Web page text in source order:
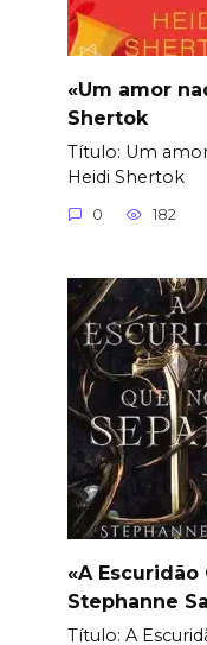
«Um amor
Shertok
Título: Um
Heidi Shertok
0 182
«A Escuridão
Stephanne
Título: A